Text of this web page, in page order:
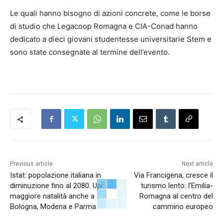
Le quali hanno bisogno di azioni concrete, come le borse
di studio che Legacoop Romagna e CIA-Conad hanno
dedicato a dieci giovani studentesse universitarie Stem e
sono state consegnate al termine dell’evento.
Previous article
Istat: popolazione italiana in
diminuzione fino al 2080. Upi:
maggiore natalità anche a
Bologna, Modena e Parma
Next article
Via Francigena, cresce il
turismo lento: l’Emilia-
Romagna al centro del
cammino europeo